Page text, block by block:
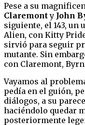
Pese a su
Claremonty John
siguiente, el 143,
Alien, con Kitty
sirvió para seguir
mutante. Sin
con Claremont,
Vayamos al
pedía en el guión,
diálogos, a su
haciéndolo quedar
posteriormente